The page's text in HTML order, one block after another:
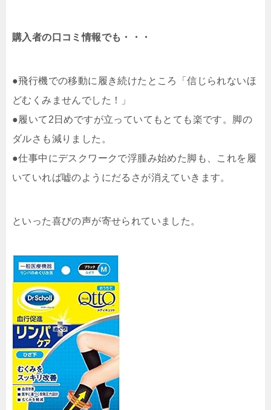
購入者の口コミ情報でも・・・
●飛行機での移動に履き続けたところ「信じられないほ
どむくみませんでした！」
●履いて2日めですが立っていてもとても楽です。脚の
ダルさも減りました。
●仕事中にデスクワークで浮腫み始めた脚も、これを履
いていれば嘘のようにだるさが消えていきます。
といった喜びの声が寄せられていました。